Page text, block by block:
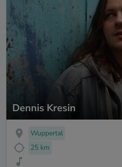
Dennis Kresin
Wuppertal
25 km